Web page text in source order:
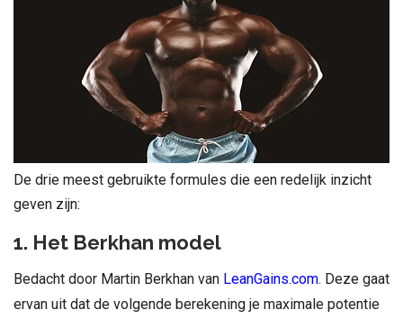
De drie meest gebruikte formules die een redelijk inzicht
geven zijn:
1. Het Berkhan model
Bedacht door Martin Berkhan van LeanGains.com. Deze gaat
ervan uit dat de volgende berekening je maximale potentie